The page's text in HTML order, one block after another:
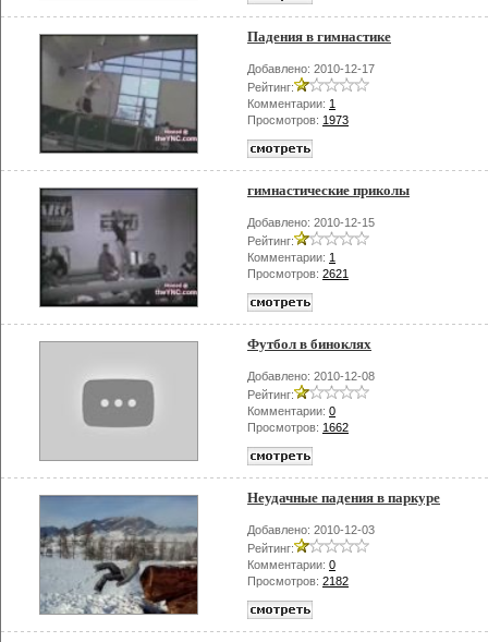
Падения в гимнастике
Добавлено: 2010-12-17
Рейтинг:
Комментарии: 1
Просмотров: 1973
гимнастические приколы
Добавлено: 2010-12-15
Рейтинг:
Комментарии: 1
Просмотров: 2621
Футбол в биноклях
Добавлено: 2010-12-08
Рейтинг:
Комментарии: 0
Просмотров: 1662
Неудачные падения в паркуре
Добавлено: 2010-12-03
Рейтинг:
Комментарии: 0
Просмотров: 2182